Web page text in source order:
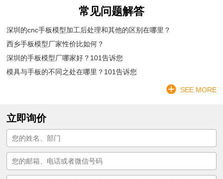
常见问题解答
深圳的cnc手板模型加工后处理和其他的区别在哪里？
西乡手板模型厂家性价比如何？
深圳的手板模型厂哪家好？101告诉您
模具与手板的不同之处在哪里？101告诉您
SEE MORE
立即询价